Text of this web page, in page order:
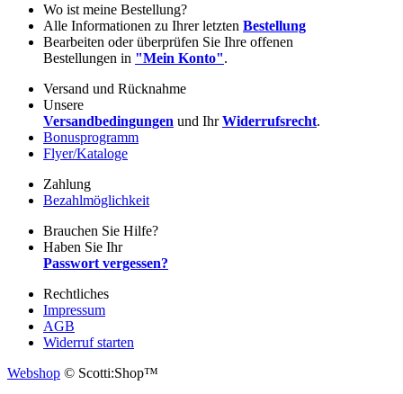
Wo ist meine Bestellung?
Alle Informationen zu Ihrer letzten Bestellung
Bearbeiten oder überprüfen Sie Ihre offenen
Bestellungen in "Mein Konto".
Versand und Rücknahme
Unsere
Versandbedingungen und IhrWiderrufsrecht.
Bonusprogramm
Flyer/Kataloge
Zahlung
Bezahlmöglichkeit
Brauchen Sie Hilfe?
Haben Sie Ihr
Passwort vergessen?
Rechtliches
Impressum
AGB
Widerruf starten
Webshop © Scotti:Shop™